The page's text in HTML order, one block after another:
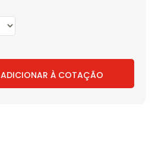
ADICIONAR À COTAÇÃO